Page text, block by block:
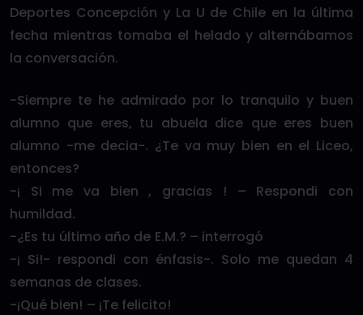
Deportes Concepción y La U de Chile en la última
fecha mientras tomaba el helado y alternábamos
la conversación.
-Siempre te he admirado por lo tranquilo y buen
alumno que eres, tu abuela dice que eres buen
alumno -me decia-. ¿Te va muy bien en el Liceo,
entonces?
-¡ Si me va bien , gracias ! – Respondi con
humildad.
-¿Es tu último año de E.M.? – interrogó
-¡ Si!- respondi con énfasis-. Solo me quedan 4
semanas de clases.
-¡Qué bien! – ¡Te felicito!